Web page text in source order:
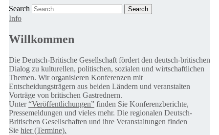
Search
Info
Willkommen
Die Deutsch-Britische Gesellschaft fördert den deutsch-britischen
Dialog zu kulturellen, politischen, sozialen und wirtschaftlichen
Themen. Wir organisieren Konferenzen mit
Entscheidungsträgern aus beiden Ländern und veranstalten
Vorträge von britischen Gastrednern.
Unter“Veröffentlichungen” finden Sie Konferenzberichte,
Pressemeldungen und vieles mehr. Die regionalen Deutsch-
Britischen Gesellschaften und ihre Veranstaltungen finden
Sie hier (Termine).